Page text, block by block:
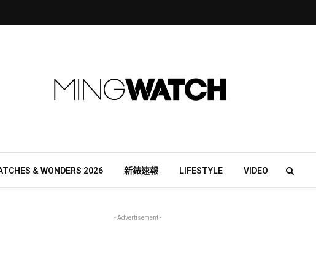
& WONDERS 2026 新錶速報 LIFESTYLE VIDEO
- Advertisement -